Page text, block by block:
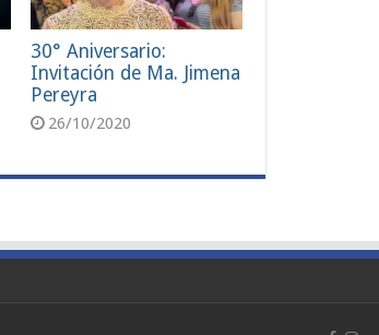
30° Aniversario:
Invitación de Ma. Jimena
Pereyra
26/10/2020